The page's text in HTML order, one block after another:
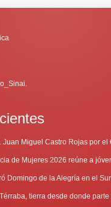
Domingo de la Alegría en el Sur
tierra desde donde